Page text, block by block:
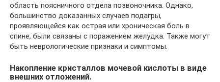
область поясничного отдела позвоночника. Однако,
большинство доказанных случаев подагры,
проявляющейся как острая или хроническая боль в
спине, были связаны с поражением желудка. Также могут
быть неврологические признаки и симптомы.
Накопление кристаллов мочевой кислоты в виде
внешних отложений.